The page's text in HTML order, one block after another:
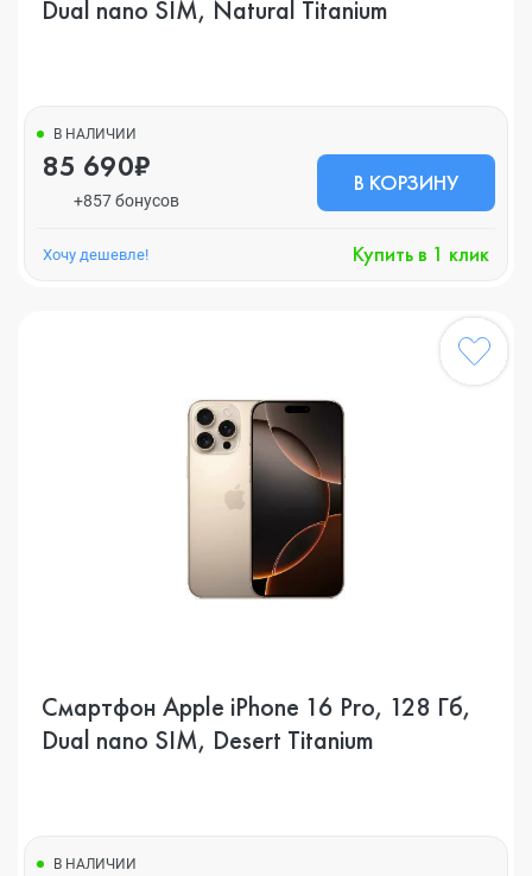
Dual nano SIM, Natural Titanium
В НАЛИЧИИ
85 690₽
+857 бонусов
В КОРЗИНУ
Хочу дешевле! Купить в 1 клик
Смартфон Apple iPhone 16 Pro, 128 Гб,
Dual nano SIM, Desert Titanium
В НАЛИЧИИ